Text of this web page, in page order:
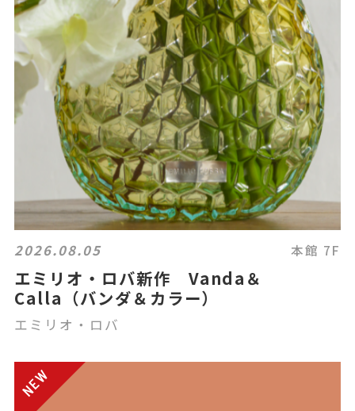
2026.08.05 本館 7F
エミリオ・ロバ新作 Vanda＆
Calla（バンダ＆カラー）
エミリオ・ロバ